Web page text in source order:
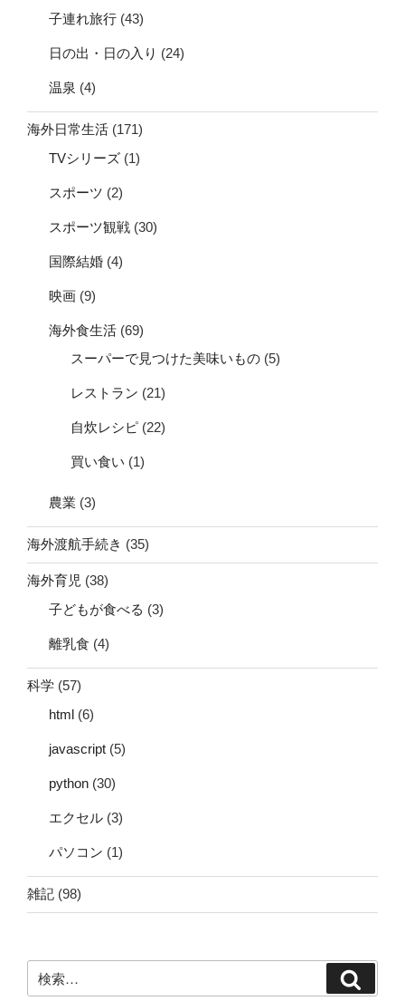
子連れ旅行 (43)
日の出・日の入り (24)
温泉 (4)
海外日常生活 (171)
TVシリーズ (1)
スポーツ (2)
スポーツ観戦 (30)
国際結婚 (4)
映画 (9)
海外食生活 (69)
スーパーで見つけた美味いもの (5)
レストラン (21)
自炊レシピ (22)
買い食い (1)
農業 (3)
海外渡航手続き (35)
海外育児 (38)
子どもが食べる (3)
離乳食 (4)
科学 (57)
html (6)
javascript (5)
python (30)
エクセル (3)
パソコン (1)
雑記 (98)
索:
索